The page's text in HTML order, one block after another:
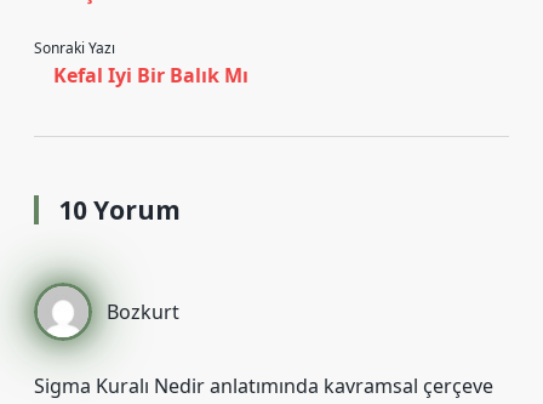
Sonraki Yazı
Kefal Iyi Bir Balık Mı
10 Yorum
Bozkurt
Sigma Kuralı Nedir anlatımında kavramsal çerçeve